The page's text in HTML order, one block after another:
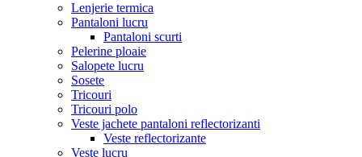
Lenjerie termica
Pantaloni lucru
Pantaloni scurti
Pelerine ploaie
Salopete lucru
Sosete
Tricouri
Tricouri polo
Veste jachete pantaloni reflectorizanti
Veste reflectorizante
Veste lucru